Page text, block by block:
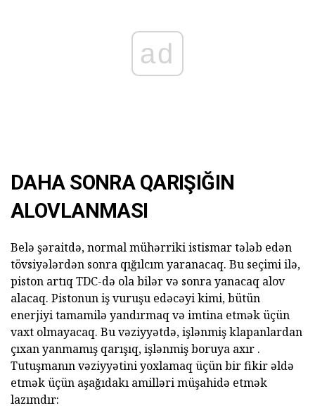
ad
DAHA SONRA QARIŞIĞIN
ALOVLANMASI
Belə şəraitdə, normal mühərriki istismar tələb edən
tövsiyələrdən sonra qığılcım yaranacaq. Bu seçimi ilə,
piston artıq TDC-də ola bilər və sonra yanacaq alov
alacaq. Pistonun iş vuruşu edəcəyi kimi, bütün
enerjiyi tamamilə yandırmaq və imtina etmək üçün
vaxt olmayacaq. Bu vəziyyətdə, işlənmiş klapanlardan
çıxan yanmamış qarışıq, işlənmiş boruya axır .
Tutuşmanın vəziyyətini yoxlamaq üçün bir fikir əldə
etmək üçün aşağıdakı amilləri müşahidə etmək
lazımdır: